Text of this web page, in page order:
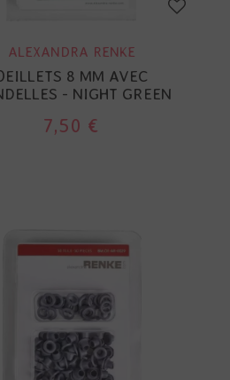
ALEXANDRA RENKE
8 MM AVEC
- NIGHT GREEN
7,50 €